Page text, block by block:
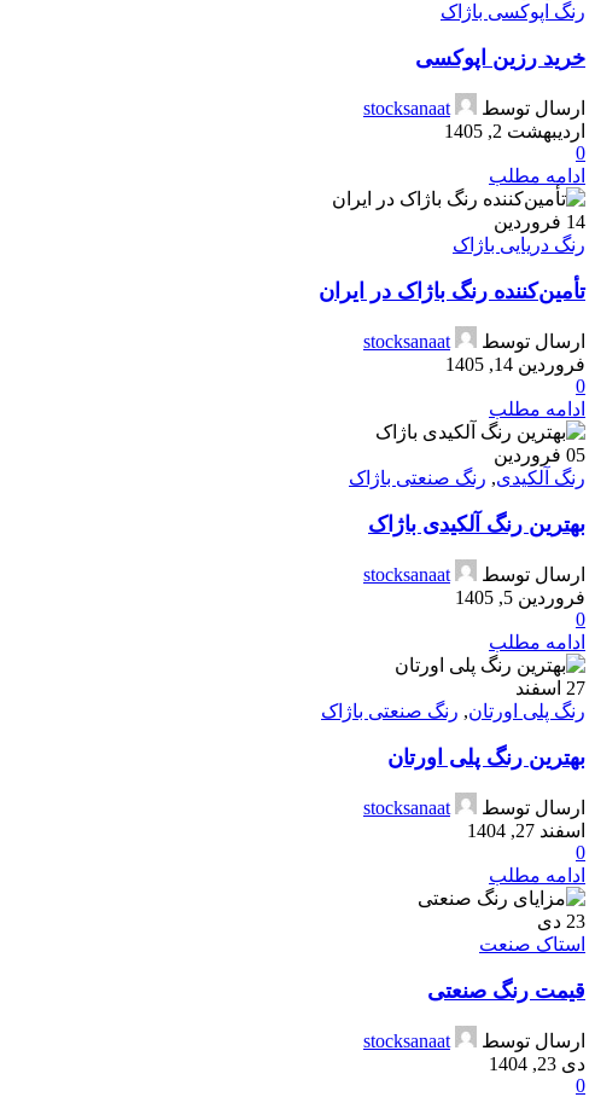
رنگ اپوکسی باژاک
خرید رزین اپوکسی
ارسال توسط
stocksanaat
اردیبهشت 2, 1405
0
ادامه مطلب
14 فروردین
رنگ دریایی باژاک
تأمین‌کننده رنگ باژاک در ایران
ارسال توسط
stocksanaat
فروردین 14, 1405
0
ادامه مطلب
05 فروردین
رنگ آلکیدی, رنگ صنعتی باژاک
بهترین رنگ آلکیدی باژاک
ارسال توسط
stocksanaat
فروردین 5, 1405
0
ادامه مطلب
27 اسفند
رنگ پلی اورتان, رنگ صنعتی باژاک
بهترین رنگ پلی اورتان
ارسال توسط
stocksanaat
اسفند 27, 1404
0
ادامه مطلب
23 دی
استاک صنعت
قیمت رنگ صنعتی
ارسال توسط
stocksanaat
دی 23, 1404
0